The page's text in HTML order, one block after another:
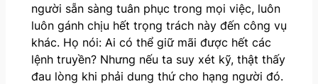
người sẵn sàng tuân phục trong mọi việc, luôn
luôn gánh chịu hết trọng trách này đến công vụ
khác. Họ nói: Ai có thể giữ mãi được hết các
lệnh truyền? Nhưng nếu ta suy xét kỹ, thật thấy
đau lòng khi phải dung thứ cho hạng người đó.